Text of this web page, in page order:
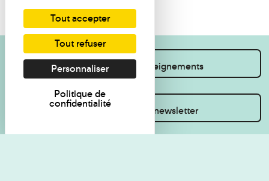
Je souhaite des renseignements
Inscrivez-vous à la newsletter
Tout accepter
Tout refuser
Personnaliser
Politique de
confidentialité